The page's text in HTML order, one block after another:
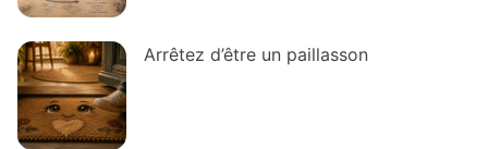
Arrêtez d’être un paillasson